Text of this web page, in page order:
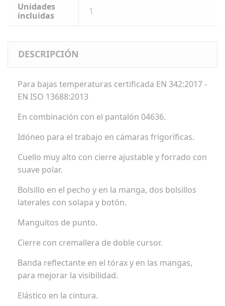
Unidades
incluidas
1
DESCRIPCIÓN
Para bajas temperaturas certificada EN 342:2017 -
EN ISO 13688:2013
En combinación con el pantalón 04636.
Idóneo para el trabajo en cámaras frigoríficas.
Cuello muy alto con cierre ajustable y forrado con
suave polar.
Bolsillo en el pecho y en la manga, dos bolsillos
laterales con solapa y botón.
Manguitos de punto.
Cierre con cremallera de doble cursor.
Banda reflectante en el tórax y en las mangas,
para mejorar la visibilidad.
Elástico en la cintura.